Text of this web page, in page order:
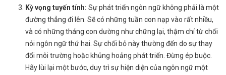
Kỳ vọng tuyến tính: Sự phát triển ngôn ngữ không phải là một
đường thẳng đi lên. Sẽ có những tuần con nạp vào rất nhiều,
và có những tháng con dường như chững lại, thậm chí từ chối
nói ngôn ngữ thứ hai. Sự chối bỏ này thường đến do sự thay
đổi môi trường hoặc khủng hoảng phát triển. Đừng ép buộc.
Hãy lùi lại một bước, duy trì sự hiện diện của ngôn ngữ một